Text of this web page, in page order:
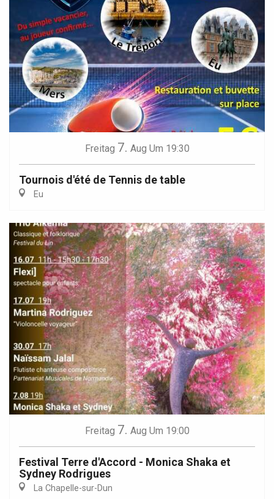
Freitag 7. Aug Um 19:30
Tournois d'été de Tennis de table
Eu
Freitag 7. Aug Um 19:00
Festival Terre d'Accord - Monica Shaka et
Sydney Rodrigues
La Chapelle-sur-Dun